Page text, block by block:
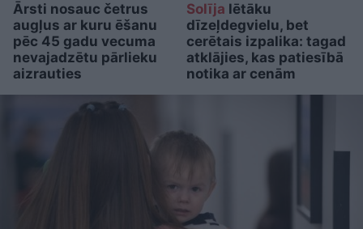
Ārsti nosauc četrus
augļus ar kuru ēšanu
pēc 45 gadu vecuma
nevajadzētu pārlieku
aizrauties
Solīja lētāku
dīzeļdegvielu, bet
cerētais izpalika: tagad
atklājies, kas patiesībā
notika ar cenām